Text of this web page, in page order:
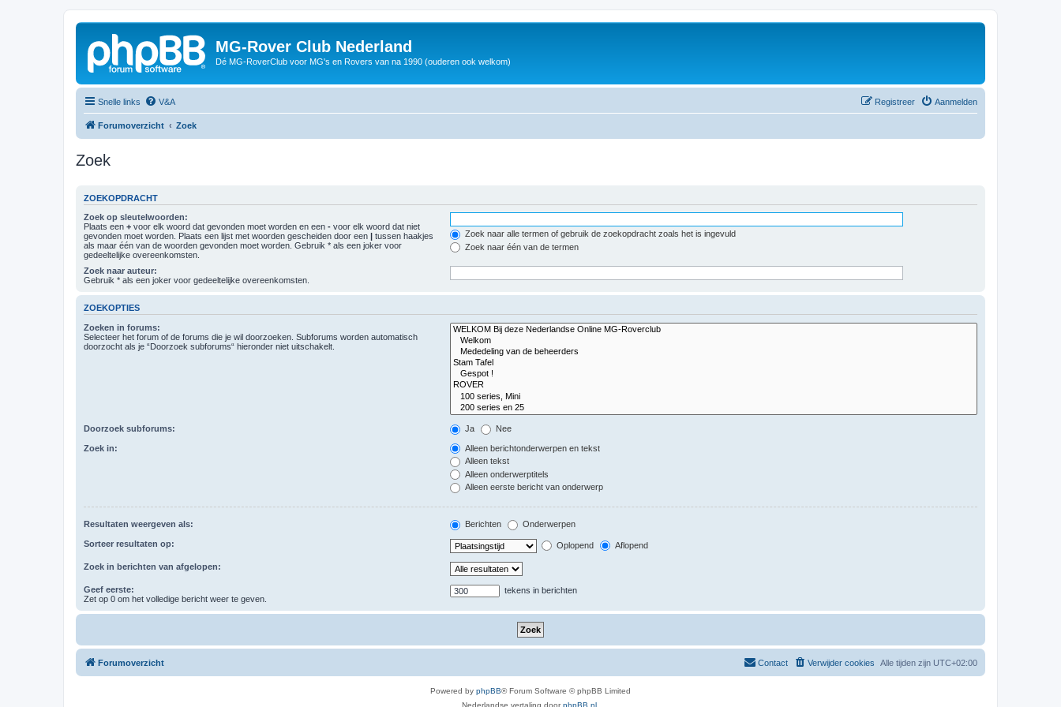
MG-Rover Club Nederland
Dé MG-RoverClub voor MG's en Rovers van na 1990 (ouderen ook welkom)
Snelle links V&A Aanmelden
Registreer
Forumoverzicht Zoek
Zoek
ZOEKOPDRACHT
Zoek op sleutelwoorden:
Plaats een + voor elk woord dat gevonden moet worden en een - voor elk woord dat niet
gevonden moet worden. Plaats een lijst met woorden gescheiden door een | tussen haakjes
als maar één van de woorden gevonden moet worden. Gebruik * als een joker voor
gedeeltelijke overeenkomsten.
Zoek naar alle termen of gebruik de zoekopdracht zoals het is ingevuld
Zoek naar één van de termen
Zoek naar auteur:
Gebruik * als een joker voor gedeeltelijke overeenkomsten.
ZOEKOPTIES
Zoeken in forums:
Selecteer het forum of de forums die je wil doorzoeken. Subforums worden automatisch
doorzocht als je “Doorzoek subforums“ hieronder niet uitschakelt.
Doorzoek subforums: Ja Nee
Zoek in:
Alleen berichtonderwerpen en tekst
Alleen tekst
Alleen onderwerptitels
Alleen eerste bericht van onderwerp
Resultaten weergeven als: Berichten Onderwerpen
Sorteer resultaten op: Oplopend Aflopend
Zoek in berichten van afgelopen:
Geef eerste:
Zet op 0 om het volledige bericht weer te geven.
tekens in berichten
Forumoverzicht Alle tijden zijn UTC+02:00
Verwijder cookies
Contact
Powered by phpBB® Forum Software © phpBB Limited
Nederlandse vertaling doorphpBB.nl